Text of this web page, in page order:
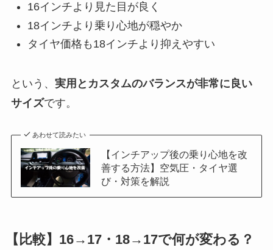
16インチより見た目が良く
18インチより乗り心地が穏やか
タイヤ価格も18インチより抑えやすい
という、 実用とカスタムのバランスが非常に良い
サイズです。
あわせて読みたい
【インチアップ後の乗り心地を改
善する方法】空気圧・タイヤ選
び・対策を解説
【比較】16→17・18→17で何が変わる？